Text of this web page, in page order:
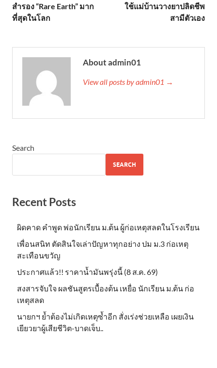
สำรอง “Rare Earth” มาก
ที่สุดในโลก
ใช้แม่บ้านวางยาปลิดชีพ
สามีตัวเอง
About admin01
View all posts by admin01 →
Search
SEARCH
Recent Posts
ผิดคาด คำพูด พ่อนักเรียน ม.ต้น ผู้ก่อเหตุสลดในโรงเรียน
เพื่อนสนิท ตัดสินใจเล่าปัญหาทุกอย่าง ปม ม.3 ก่อเหตุ
สะเทือนขวัญ
ประกาศแล้ว!! ราคาน้ำมันพรุ่งนี้ (8 ส.ค. 69)
สงสารจับใจ ผลชันสูตรเบื้องต้น เหยื่อ นักเรียน ม.ต้น ก่อ
เหตุสลด
นายกฯ ย้ำต้องไม่เกิดเหตุซ้ำอีก สั่งเร่งช่วยเหลือ เผยเงิน
เยียวยาผู้เสียชีวิต-บาดเจ็บ..